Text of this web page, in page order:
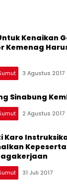
Golongan di
Kemenag
3 Agustus 2017
Sinabung
2 Agustus 2017
Karo
31 Juli 2017